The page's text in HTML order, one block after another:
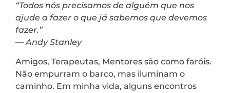
“Todos nós precisamos de alguém que nos
ajude a fazer o que já sabemos que devemos
fazer.”
—Andy Stanley
Amigos, Terapeutas, Mentores são como faróis.
Não empurram o barco, mas iluminam o
caminho. Em minha vida, alguns encontros